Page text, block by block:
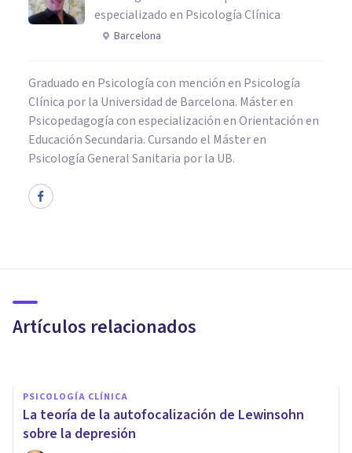
especializado en Psicología Clínica
Barcelona
Graduado en Psicología con mención en Psicología
Clínica por la Universidad de Barcelona. Máster en
Psicopedagogía con especialización en Orientación en
Educación Secundaria. Cursando el Máster en
Psicología General Sanitaria por la UB.
Artículos relacionados
tener un impacto positivo?
PSICOLOGÍA CLÍNICA
La teoría de la autofocalización de Lewinsohn
sobre la depresión